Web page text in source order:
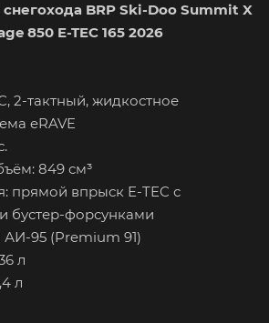
BRP Ski-Doo Summit X
850 E-TEC 165 2026
2-тактный, жидкостное
eRAVE
849 см³
прямой впрыск E-TEC с
бустер-форсунками
АИ-95 (Premium 91)
л
л